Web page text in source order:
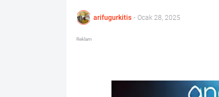
arifugurkitis - Ocak 28, 2025
Reklam